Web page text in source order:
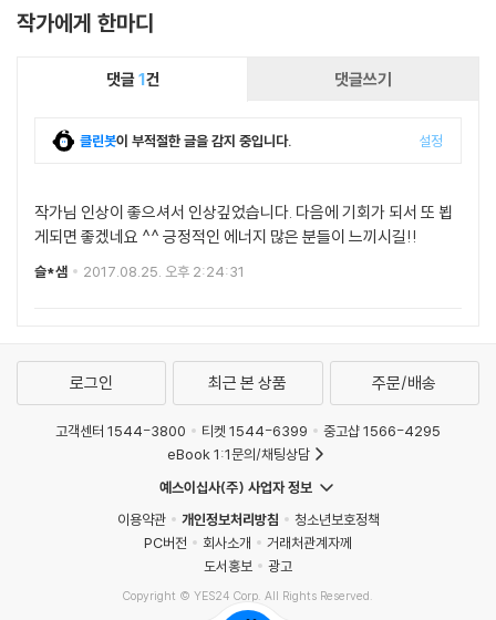
작가에게 한마디
댓글1건 댓글쓰기
클린봇이 부적절한 글을 감지 중입니다. 설정
작가님 인상이 좋으셔서 인상깊었습니다. 다음에 기회가 되서 또 뵙
게되면 좋겠네요 ^^ 긍정적인 에너지 많은 분들이 느끼시길!!
슬*샘 2017.08.25. 오후 2:24:31
로그인 최근 본 상품 주문/배송
고객센터 1544-3800 티켓 1544-6399
중고샵 1566-4295
eBook 1:1문의/채팅상담
예스이십사(주) 사업자 정보
이용약관
개인정보처리방침
청소년보호정책
PC버전
회사소개
거래처관계자께
도서홍보
광고
Copyright © YES24 Corp. All Rights Reserved.